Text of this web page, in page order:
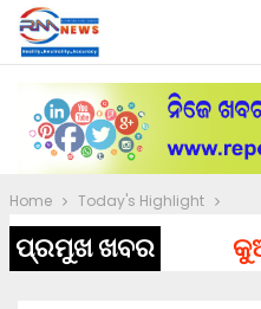
Home Today's Highlight
ପ୍ରମୁଖ ଖବର